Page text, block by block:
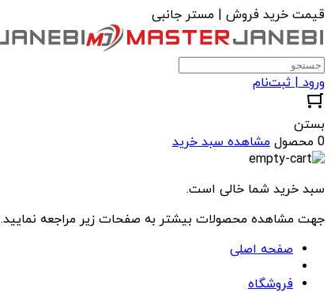
قیمت خرید فروش | مستر جانبی
ورود | ثبت‌نام
بستن
0 محصول
مشاهده سبد خرید
سبد خرید شما خالی است.
جهت مشاهده محصولات بیشتر به صفحات زیر مراجعه نمایید.
صفحه اصلی
فروشگاه